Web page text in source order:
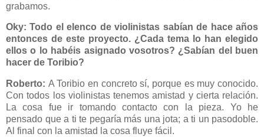
grabamos.
Oky: Todo el elenco de violinistas sabían de hace años
entonces de este proyecto. ¿Cada tema lo han elegido
ellos o lo habéis asignado vosotros? ¿Sabían del buen
hacer de Toribio?
Roberto: A Toribio en concreto sí, porque es muy conocido.
Con todos los violinistas tenemos amistad y cierta relación.
La cosa fue ir tomando contacto con la pieza. Yo he
pensado que a ti te pegaría más una jota; a ti un pasodoble.
Al final con la amistad la cosa fluye fácil.